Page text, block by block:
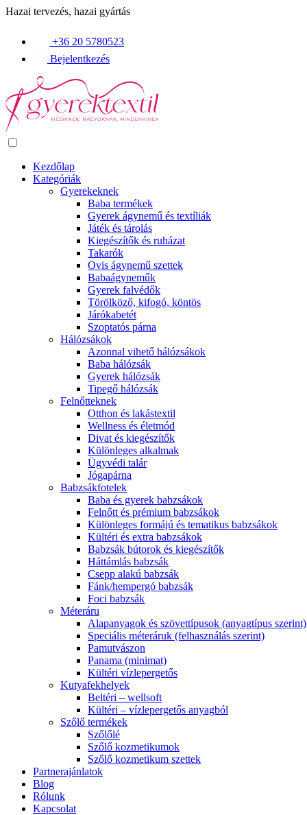
Hazai tervezés, hazai gyártás
+36 20 5780523
Bejelentkezés
Kezdőlap
Kategóriák
Gyerekeknek
Baba termékek
Gyerek ágynemű és textíliák
Játék és tárolás
Kiegészítők és ruházat
Takarók
Ovis ágynemű szettek
Babaágyneműk
Gyerek falvédők
Törölköző, kifogó, köntös
Járókabetét
Szoptatós párna
Hálózsákok
Azonnal vihető hálózsákok
Baba hálózsák
Gyerek hálózsák
Tipegő hálózsák
Felnőtteknek
Otthon és lakástextil
Wellness és életmód
Divat és kiegészítők
Különleges alkalmak
Ügyvédi talár
Jógapárna
Babzsákfotelek
Baba és gyerek babzsákok
Felnőtt és prémium babzsákok
Különleges formájú és tematikus babzsákok
Kültéri és extra babzsákok
Babzsák bútorok és kiegészítők
Háttámlás babzsák
Csepp alakú babzsák
Fánk/hempergó babzsák
Foci babzsák
Méteráru
Alapanyagok és szövettípusok (anyagtípus szerint)
Speciális méteráruk (felhasználás szerint)
Pamutvászon
Panama (minimat)
Kültéri vízlepergetős
Kutyafekhelyek
Beltéri – wellsoft
Kültéri – vízlepergetős anyagból
Szőlő termékek
Szőlőlé
Szőlő kozmetikumok
Szőlő kozmetikum szettek
Partnerajánlatok
Blog
Rólunk
Kapcsolat